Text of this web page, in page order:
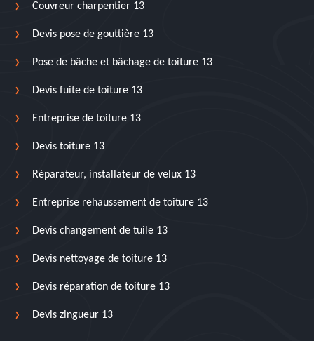
Couvreur charpentier 13
Devis pose de gouttière 13
Pose de bâche et bâchage de toiture 13
Devis fuite de toiture 13
Entreprise de toiture 13
Devis toiture 13
Réparateur, installateur de velux 13
Entreprise rehaussement de toiture 13
Devis changement de tuile 13
Devis nettoyage de toiture 13
Devis réparation de toiture 13
Devis zingueur 13